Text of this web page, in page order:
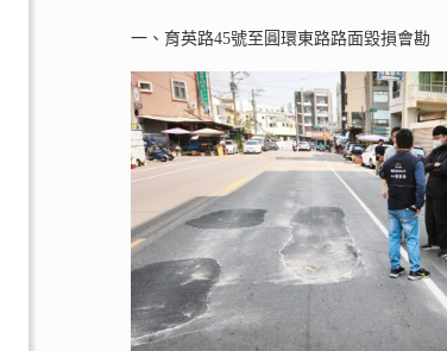
一、育英路45號至圓環東路路面毀損會勘